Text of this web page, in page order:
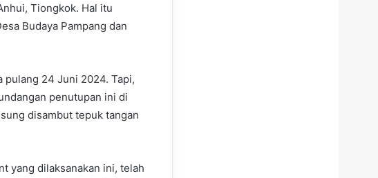
Tiongkok. Hal itu
Budaya Pampang dan
pulang 24 Juni 2024. Tapi,
penutupan ini di
disambut tepuk tangan
yang dilaksanakan ini, telah